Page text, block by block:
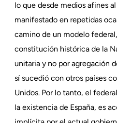
lo que desde medios afines
manifestado en repetidas
camino de un modelo
constitución histórica de la
unitaria y no por agregación
sí sucedió con otros países
Unidos. Por lo tanto, el
la existencia de España, es